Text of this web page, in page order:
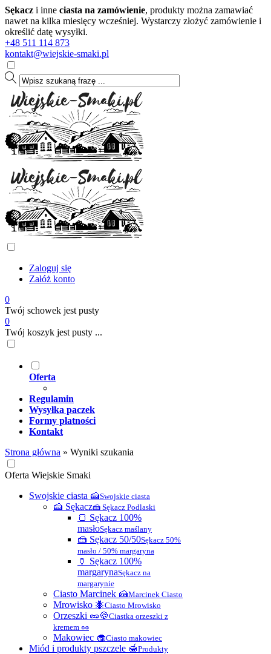
Sękacz i inne ciasta na zamówienie, produkty można zamawiać
nawet na kilka miesięcy wcześniej. Wystarczy złożyć zamówienie i
określić datę wysyłki.
+48 511 114 873
kontakt@wiejskie-smaki.pl
Zaloguj się
Załóż konto
0
Twój schowek jest pusty
0
Twój koszyk jest pusty ...
Oferta
Regulamin
Wysyłka paczek
Formy płatności
Kontakt
Strona główna » Wyniki szukania
Oferta Wiejskie Smaki
Swojskie ciasta 🍰Swojskie ciasta
🍰 Sękacz🍰 Sękacz Podlaski
🍞 Sękacz 100%
masłoSękacz maślany
🍰 Sękacz 50/50Sękacz 50%
masło / 50% margaryna
🏺 Sękacz 100%
margarynaSękacz na
margarynie
Ciasto Marcinek 🍰Marcinek Ciasto
Mrowisko 🐜Ciasto Mrowisko
Orzeszki 🥜🍪Ciastka orzeszki z
kremem 🥜
Makowiec 🧁Ciasto makowiec
Miód i produkty pszczele 🍯Produkty